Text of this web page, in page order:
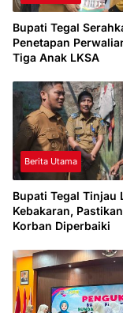
Bupati Tegal
Penetapan
Tiga Anak LKSA
Berita Utama
Bupati Tegal Tinjau
Kebakaran,
Korban Diperbaiki